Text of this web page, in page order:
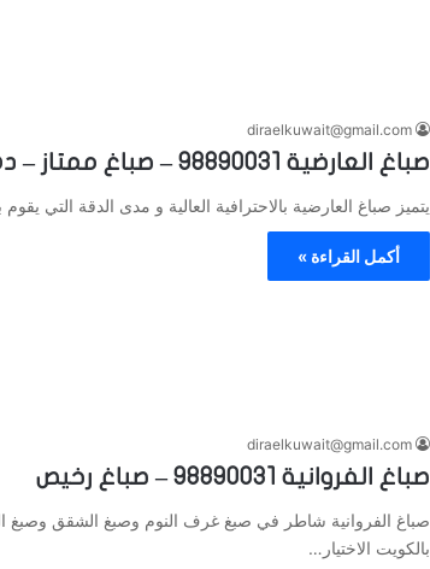
diraelkuwait@gmail.com
صباغ العارضية 98890031 – صباغ ممتاز – دهانات وديكورات حديثة
يتميز صباغ العارضية بالاحترافية العالية و مدى الدقة التي
أكمل القراءة »
diraelkuwait@gmail.com
صباغ الفروانية 98890031 – صباغ رخيص
صباغ الفروانية شاطر في صبغ غرف النوم وصبغ الشقق وصبغ
بالكويت الاختيار…